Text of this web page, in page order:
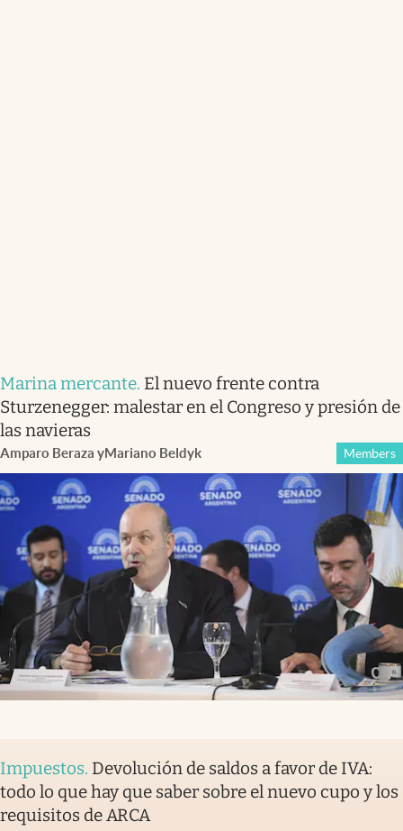
Marina mercante. El nuevo frente contra
Sturzenegger: malestar en el Congreso y presión de
las navieras
Amparo Beraza yMariano Beldyk Members
Impuestos. Devolución de saldos a favor de IVA:
todo lo que hay que saber sobre el nuevo cupo y los
requisitos de ARCA